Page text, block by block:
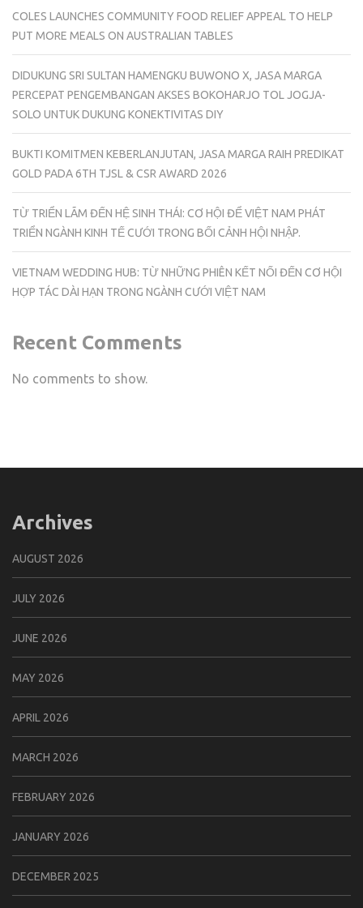
COLES LAUNCHES COMMUNITY FOOD RELIEF APPEAL TO HELP
PUT MORE MEALS ON AUSTRALIAN TABLES
DIDUKUNG SRI SULTAN HAMENGKU BUWONO X, JASA MARGA
PERCEPAT PENGEMBANGAN AKSES BOKOHARJO TOL JOGJA-
SOLO UNTUK DUKUNG KONEKTIVITAS DIY
BUKTI KOMITMEN KEBERLANJUTAN, JASA MARGA RAIH PREDIKAT
GOLD PADA 6TH TJSL & CSR AWARD 2026
TỪ TRIỂN LÃM ĐẾN HỆ SINH THÁI: CƠ HỘI ĐỂ VIỆT NAM PHÁT
TRIỂN NGÀNH KINH TẾ CƯỚI TRONG BỐI CẢNH HỘI NHẬP.
VIETNAM WEDDING HUB: TỪ NHỮNG PHIÊN KẾT NỐI ĐẾN CƠ HỘI
HỢP TÁC DÀI HẠN TRONG NGÀNH CƯỚI VIỆT NAM
Recent Comments
No comments to show.
Archives
AUGUST 2026
JULY 2026
JUNE 2026
MAY 2026
APRIL 2026
MARCH 2026
FEBRUARY 2026
JANUARY 2026
DECEMBER 2025